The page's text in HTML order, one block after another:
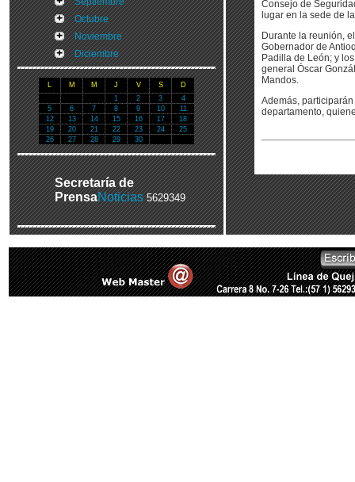
Octubre
Noviembre
Diciembre
L M M J V S
D
1
2 3
4
5
6 7 8 9 10
11
12
13 14 15 16 17
18
19
20 21 22 23 24
25
26
27 28 29 30
Secretaría de
PrensaNoticias 5629349
Consejo de
lugar en la sede de
Durante la reunión,
Gobernador de
Padilla de León; y
general Óscar
Mandos.
Además,
departamento,